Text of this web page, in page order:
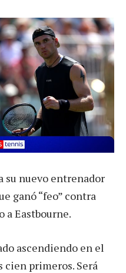
su nuevo entrenador
ganó “feo” contra
a Eastbourne.
ascendiendo en el
cien primeros. Será